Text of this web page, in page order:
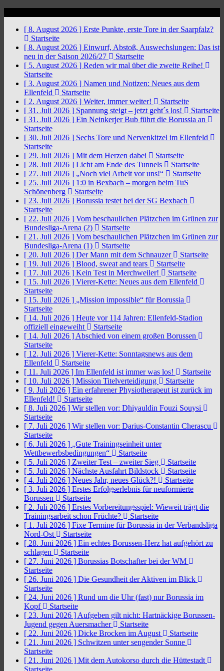
[ 8. August 2026 ] Erste Punkte, erste Tore in der Saarpfalz?
Startseite
[ 8. August 2026 ] Einwurf, Abstoß, Auswechslungen: Das ist
neu in der Saison 2026/27
Startseite
[ 5. August 2026 ] Reden wir mal über die zweite Reihe!
Startseite
[ 3. August 2026 ] Namen und Notizen: Neues aus dem
Ellenfeld
Startseite
[ 2. August 2026 ] Weiter, immer weiter!
Startseite
[ 31. Juli 2026 ] Spannung steigt – jetzt geht´s los!
Startseite
[ 31. Juli 2026 ] Ein Neinkerjer Bub führt die Borussia an
Startseite
[ 30. Juli 2026 ] Sechs Tore und Nervenkitzel im Ellenfeld
Startseite
[ 29. Juli 2026 ] Mit dem Herzen dabei
Startseite
[ 28. Juli 2026 ] Licht am Ende des Tunnels
Startseite
[ 27. Juli 2026 ] „Noch viel Arbeit vor uns!“
Startseite
[ 25. Juli 2026 ] 1:0 in Bexbach – morgen beim TuS
Schönenberg
Startseite
[ 23. Juli 2026 ] Borussia testet bei der SG Bexbach
Startseite
[ 22. Juli 2026 ] Vom beschaulichen Plätzchen im Grünen zur
Bundesliga-Arena (2)
Startseite
[ 21. Juli 2026 ] Vom beschaulichen Plätzchen im Grünen zur
Bundesliga-Arena (1)
Startseite
[ 20. Juli 2026 ] Der Mann mit dem Schnauzer
Startseite
[ 19. Juli 2026 ] Blood, sweat and tears
Startseite
[ 17. Juli 2026 ] Kein Test in Merchweiler!
Startseite
[ 15. Juli 2026 ] Vierer-Kette: Neues aus dem Ellenfeld
Startseite
[ 15. Juli 2026 ] „Mission impossible“ für Borussia
Startseite
[ 14. Juli 2026 ] Heute vor 114 Jahren: Ellenfeld-Stadion
offiziell eingeweiht
Startseite
[ 14. Juli 2026 ] Abschied von einem großen Borussen
Startseite
[ 12. Juli 2026 ] Vierer-Kette: Sonntagsnews aus dem
Ellenfeld
Startseite
[ 11. Juli 2026 ] Im Ellenfeld ist immer was los!
Startseite
[ 10. Juli 2026 ] Mission Titelverteidigung
Startseite
[ 9. Juli 2026 ] Ein erfahrener Physiotherapeut ist zurück im
Ellenfeld!
Startseite
[ 8. Juli 2026 ] Wir stellen vor: Dhiyauldin Fouzi Souysi
Startseite
[ 7. Juli 2026 ] Wir stellen vor: Darius-Constantin Cherascu
Startseite
[ 6. Juli 2026 ] „Gute Trainingseinheit unter
Wettbewerbsbedingungen“
Startseite
[ 5. Juli 2026 ] Zweiter Test – zweiter Sieg
Startseite
[ 5. Juli 2026 ] Nächste Ausfahrt Bildstock
Startseite
[ 4. Juli 2026 ] Neues Jahr, neues Glück?!
Startseite
[ 3. Juli 2026 ] Erstes Erfolgserlebnis für neuformierte
Borussen
Startseite
[ 2. Juli 2026 ] Erstes Vorbereitungsspiel: Wieweit trägt die
Trainingsarbeit schon Früchte?
Startseite
[ 1. Juli 2026 ] Fixe Termine für Borussia in der Verbandsliga
Nord-Ost
Startseite
[ 28. Juni 2026 ] Ein echtes Borussen-Herz hat aufgehört zu
schlagen
Startseite
[ 27. Juni 2026 ] Borussias Botschafter bei der WM
Startseite
[ 26. Juni 2026 ] Die Gesundheit der Aktiven im Blick
Startseite
[ 24. Juni 2026 ] Rund um die Uhr (fast) nur Borussia im
Kopf
Startseite
[ 23. Juni 2026 ] Aufgeben gilt nicht: Hartnäckige Borussen-
Jugend gegen Auersmacher
Startseite
[ 22. Juni 2026 ] Dicke Brocken im August
Startseite
[ 21. Juni 2026 ] Schwitzen unter sengender Sonne
Startseite
[ 21. Juni 2026 ] Mit dem Autokorso durch die Hüttestadt
Startseite